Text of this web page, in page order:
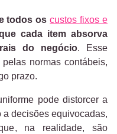
todos oscustos fixos e
cada item absorva
do negócio. Esse
normas contábeis,
prazo.
pode distorcer a
decisões equivocadas,
na realidade, são